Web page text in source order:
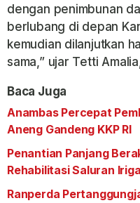
dengan penimbunan
berlubang di depan
kemudian dilanjutkan
sama,” ujar Tetti
Baca Juga
Anambas Percepat
Aneng Gandeng KKP RI
Penantian Panjang
Rehabilitasi Saluran
Ranperda